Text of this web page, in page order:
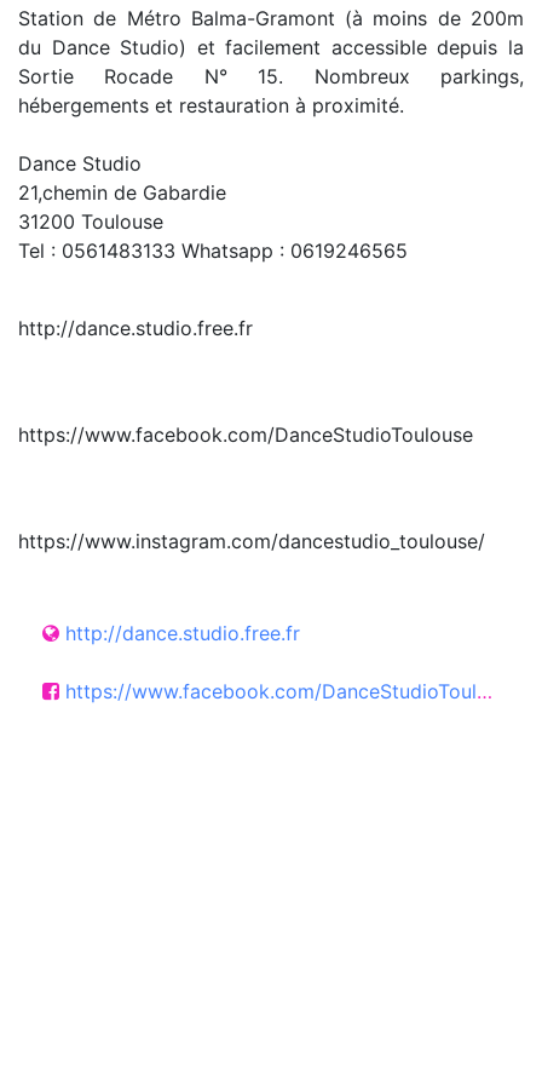
Station de Métro Balma-Gramont (à moins de 200m
du Dance Studio) et facilement accessible depuis la
Sortie Rocade N° 15. Nombreux parkings,
hébergements et restauration à proximité.
Dance Studio
21,chemin de Gabardie
31200 Toulouse
Tel : 0561483133 Whatsapp : 0619246565
http://dance.studio.free.fr
https://www.facebook.com/DanceStudioToulouse
https://www.instagram.com/dancestudio_toulouse/
http://dance.studio.free.fr
https://www.facebook.com/DanceStudioToulouse